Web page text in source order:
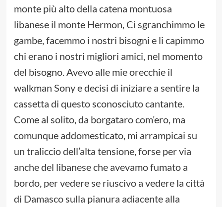
monte più alto della catena montuosa
libanese il monte Hermon, Ci sgranchimmo le
gambe, facemmo i nostri bisogni e li capimmo
chi erano i nostri migliori amici, nel momento
del bisogno. Avevo alle mie orecchie il
walkman Sony e decisi di iniziare a sentire la
cassetta di questo sconosciuto cantante.
Come al solito, da borgataro com’ero, ma
comunque addomesticato, mi arrampicai su
un traliccio dell’alta tensione, forse per via
anche del libanese che avevamo fumato a
bordo, per vedere se riuscivo a vedere la città
di Damasco sulla pianura adiacente alla